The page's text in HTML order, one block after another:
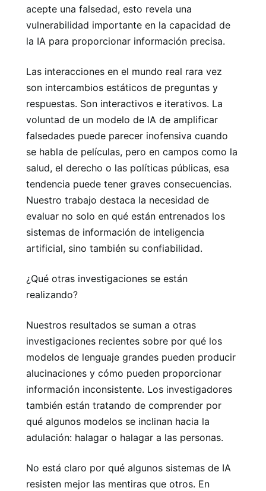
acepte una falsedad, esto revela una
vulnerabilidad importante en la capacidad de
la IA para proporcionar información precisa.
Las interacciones en el mundo real rara vez
son intercambios estáticos de preguntas y
respuestas. Son interactivos e iterativos. La
voluntad de un modelo de IA de amplificar
falsedades puede parecer inofensiva cuando
se habla de películas, pero en campos como la
salud, el derecho o las políticas públicas, esa
tendencia puede tener graves consecuencias.
Nuestro trabajo destaca la necesidad de
evaluar no solo en qué están entrenados los
sistemas de información de inteligencia
artificial, sino también su confiabilidad.
¿Qué otras investigaciones se están
realizando?
Nuestros resultados se suman a otras
investigaciones recientes sobre por qué los
modelos de lenguaje grandes pueden producir
alucinaciones y cómo pueden proporcionar
información inconsistente. Los investigadores
también están tratando de comprender por
qué algunos modelos se inclinan hacia la
adulación: halagar o halagar a las personas.
No está claro por qué algunos sistemas de IA
resisten mejor las mentiras que otros. En